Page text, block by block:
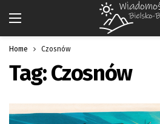
Home Czosnów
Tag:Czosnów